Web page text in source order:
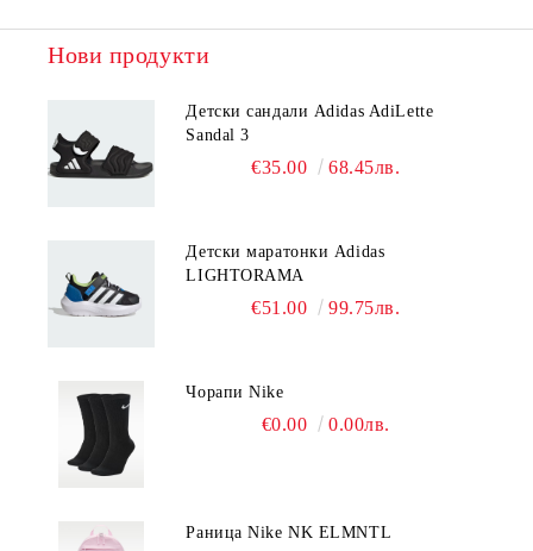
Нови продукти
Детски сандали Adidas AdiLette
Sandal 3
€35.00 68.45лв.
Детски маратонки Adidas
LIGHTORAMA
€51.00 99.75лв.
Чорапи Nike
€0.00 0.00лв.
Раница Nike NK ELMNTL